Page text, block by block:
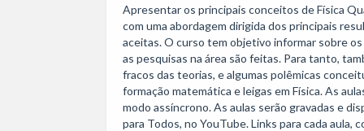
Apresentar os principais conceitos de Física
com uma abordagem dirigida dos principais
aceitas. O curso tem objetivo informar sobre
as pesquisas na área são feitas. Para tanto,
fracos das teorias, e algumas polêmicas
formação matemática e leigas em Física. As
modo assíncrono. As aulas serão gravadas e
para Todos, no YouTube. Links para cada